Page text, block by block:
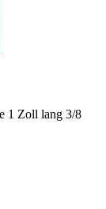
1 Zoll lang 3/8